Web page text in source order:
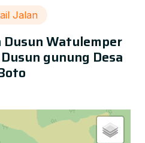
Jalan
Watulemper
gunung Desa